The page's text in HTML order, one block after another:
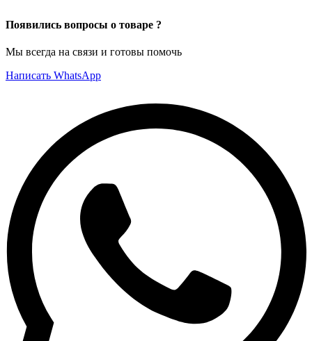
Появились вопросы о товаре ?
Мы всегда на связи и готовы помочь
Написать WhatsApp